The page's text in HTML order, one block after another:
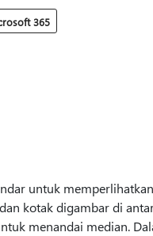
365
untuk memperlihatkan
kotak digambar di
menandai median.